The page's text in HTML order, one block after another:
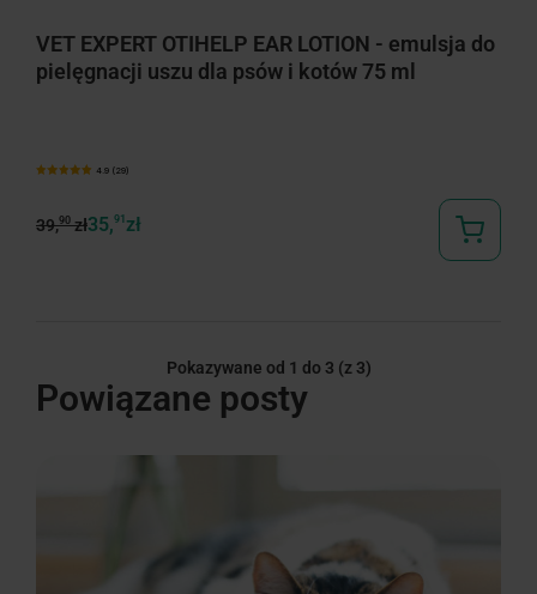
VET EXPERT OTIHELP EAR LOTION - emulsja do
pielęgnacji uszu dla psów i kotów 75 ml
4.9 (29)
39,90zł35,91 zł
Pokazywane od 1 do 3 (z 3)
Powiązane posty